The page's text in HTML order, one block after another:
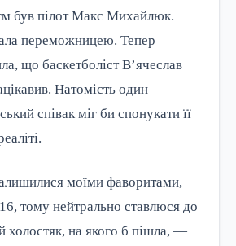
був пілот Макс Михайлюк.
переможницею. Тепер
що баскетболіст В’ячеслав
Натомість один
співак міг би спонукати її
моїми фаворитами,
тому нейтрально ставлюся до
холостяк, на якого б пішла, —